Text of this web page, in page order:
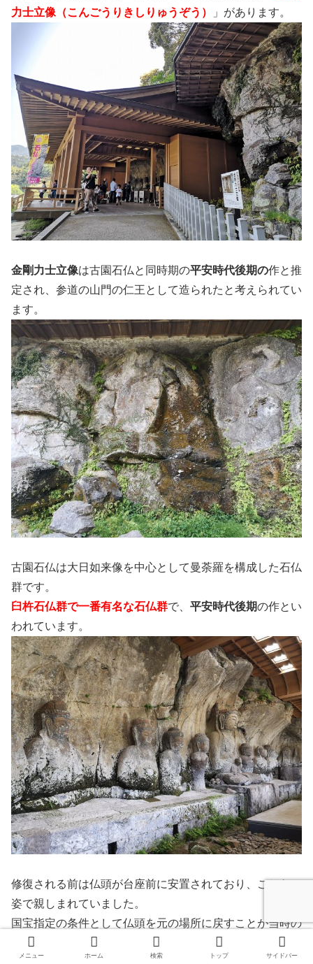
力士立像（こんごうりきしりゅうぞう）
」があります。
金剛力士立像は古園石仏と同時期の平安時代後期の作と推
定され、参道の山門の仁王として造られたと考えられてい
ます。
古園石仏は大日如来像を中心として曼荼羅を構成した石仏
群です。
臼杵石仏群で一番有名な石仏群で、 平安時代後期の作とい
われています。
修復される前は仏頭が台座前に安置されており、こちらの
姿で親しまれていました。
国宝指定の条件として仏頭を元の場所に戻すことが当時の
メニュー ホーム 検索 トップ サイドバー